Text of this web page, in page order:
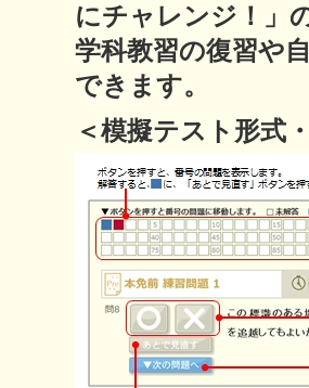
にチャレンジ！」
学科教習の復習や
できます。
＜模擬テスト形式